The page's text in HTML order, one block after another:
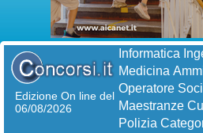
Edizione On line del
06/08/2026
Informatica
Medicina
Operatore
Maestranze
Polizia